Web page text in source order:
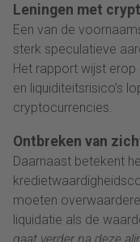
Leningen met
Een van de
sterk speculatieve
Het rapport wijst
en liquiditeitsrisico’s
cryptocurrencies.
Ontbreken van
Daarnaast betekent
moeten
liquidatie als de
gaat verder na deze